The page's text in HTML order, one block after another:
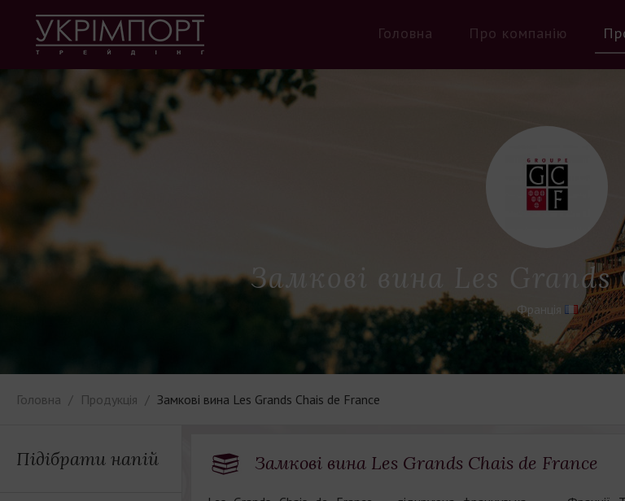
Головна Про компанію
Замкові вина Les Grands
Франція
Головна Продукція Замкові вина Les Grands Chais de France
Підібрати напій Замкові вина Les Grands Chais de France